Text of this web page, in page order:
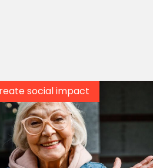
social impact